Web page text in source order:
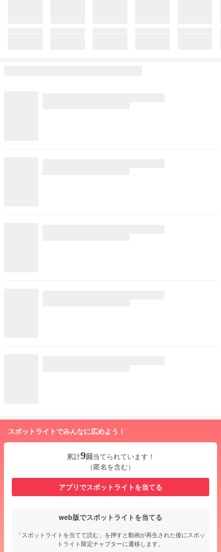
スポットライトでみんなに広めよう！
累計9回当てられています！
（匿名を含む）
アプリでスポットライトを当てる
web版でスポットライトを当てる
「スポットライトを当てて読む」を押すと動画が再生された後にスポッ
トライト限定チャプターに遷移します。